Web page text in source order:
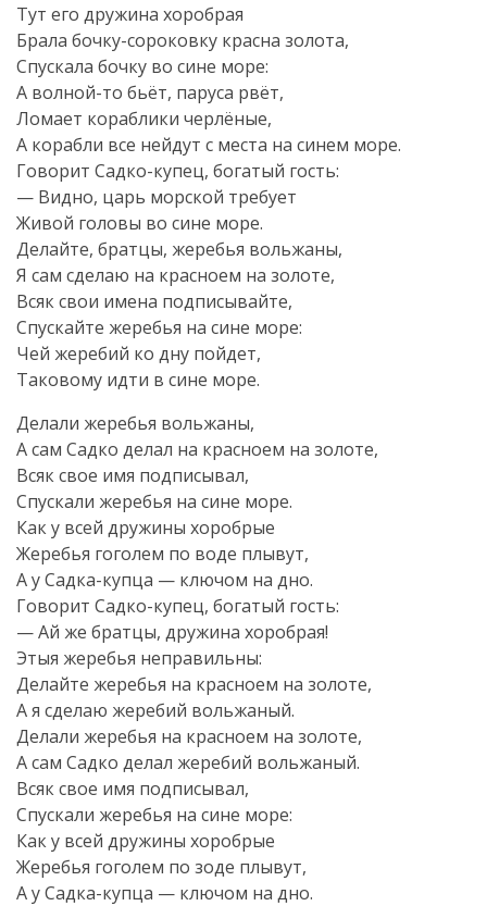
Тут его дружина хоробрая
Брала бочку-сороковку красна золота,
Спускала бочку во сине море:
А волной-то бьёт, паруса рвёт,
Ломает кораблики черлёные,
А корабли все нейдут с места на синем море.
Говорит Садко-купец, богатый гость:
— Видно, царь морской требует
Живой головы во сине море.
Делайте, братцы, жеребья вольжаны,
Я сам сделаю на красноем на золоте,
Всяк свои имена подписывайте,
Спускайте жеребья на сине море:
Чей жеребий ко дну пойдет,
Таковому идти в сине море.
Делали жеребья вольжаны,
А сам Садко делал на красноем на золоте,
Всяк свое имя подписывал,
Спускали жеребья на сине море.
Как у всей дружины хоробрые
Жеребья гоголем по воде плывут,
А у Садка-купца — ключом на дно.
Говорит Садко-купец, богатый гость:
— Ай же братцы, дружина хоробрая!
Этыя жеребья неправильны:
Делайте жеребья на красноем на золоте,
А я сделаю жеребий вольжаный.
Делали жеребья на красноем на золоте,
А сам Садко делал жеребий вольжаный.
Всяк свое имя подписывал,
Спускали жеребья на сине море:
Как у всей дружины хоробрые
Жеребья гоголем по зоде плывут,
А у Садка-купца — ключом на дно.